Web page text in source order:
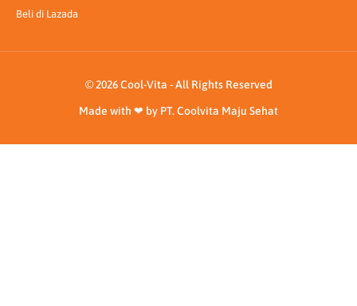
Beli di Lazada
© 2026 Cool-Vita - All Rights Reserved
Made with ❤ by PT. Coolvita Maju Sehat